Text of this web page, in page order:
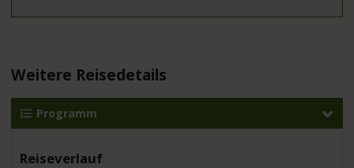
Weitere Reisedetails
Programm
Reiseverlauf